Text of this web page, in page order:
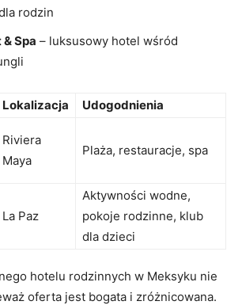
rodzin
Spa – luksusowy hotel wśród
Lokalizacja
Udogodnienia
Riviera
Maya
Plaża, restauracje, spa
La Paz
Aktywności wodne,
pokoje rodzinne, klub
dla dzieci
hotelu rodzinnych w Meksyku nie
oferta jest bogata i zróżnicowana.